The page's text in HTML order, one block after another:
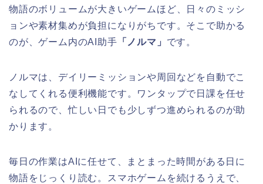
物語のボリュームが大きいゲームほど、日々のミッシ
ョンや素材集めが負担になりがちです。そこで助かる
のが、ゲーム内のAI助手 「ノルマ」 です。
ノルマは、デイリーミッションや周回などを自動でこ
なしてくれる便利機能です。ワンタップで日課を任せ
られるので、忙しい日でも少しずつ進められるのが助
かります。
毎日の作業はAIに任せて、まとまった時間がある日に
物語をじっくり読む。スマホゲームを続けるうえで、